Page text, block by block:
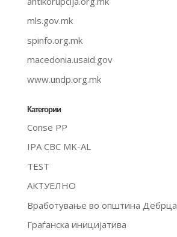
mls.gov.mk
spinfo.org.mk
macedonia.usaid.gov
www.undp.org.mk
Категории
Conse PP
IPA CBC MK-AL
TEST
АКТУЕЛНО
Вработување во општина Дебрца
Граѓанска иницијатива